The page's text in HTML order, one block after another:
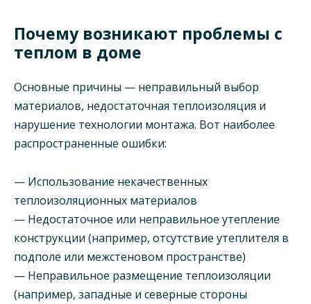
Почему возникают проблемы с
теплом в доме
Основные причины — неправильный выбор
материалов, недостаточная теплоизоляция и
нарушение технологии монтажа. Вот наиболее
распространенные ошибки:
— Использование некачественных
теплоизоляционных материалов
— Недостаточное или неправильное утепление
конструкции (например, отсутствие утеплителя в
подполе или межстеновом пространстве)
— Неправильное размещение теплоизоляции
(например, западные и северные стороны